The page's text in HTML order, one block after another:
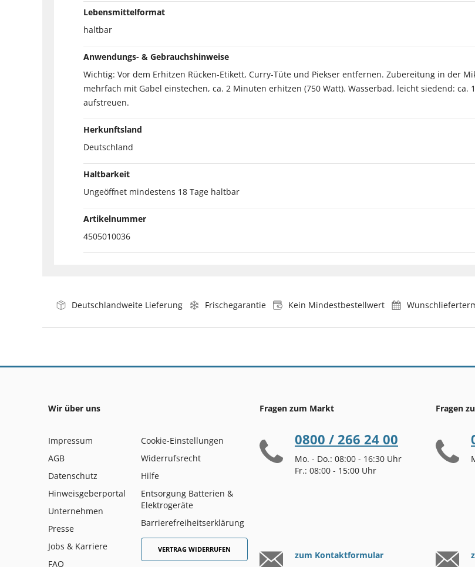
Lebensmittelformat
haltbar
Anwendungs- & Gebrauchshinweise
Wichtig: Vor dem Erhitzen Rücken-Etikett, Curry-Tüte und Piekser entfernen. Zubereitung in der
mehrfach mit Gabel einstechen, ca. 2 Minuten erhitzen (750 Watt). Wasserbad, leicht siedend:
aufstreuen.
Herkunftsland
Deutschland
Haltbarkeit
Ungeöffnet mindestens 18 Tage haltbar
Artikelnummer
4505010036
Deutschlandweite Lieferung Frischegarantie Kein Mindestbestellwert
Wir über uns
Impressum
AGB
Datenschutz
Hinweisgeberportal
Unternehmen
Presse
Jobs & Karriere
FAQ
Cookie-Einstellungen
Widerrufsrecht
Hilfe
Entsorgung Batterien &
Elektrogeräte
Barrierefreiheitserklärung
VERTRAG WIDERRUFEN
Fragen zum Markt
0800 / 266 24 00
Mo. - Do.: 08:00 - 16:30 Uhr
Fr.: 08:00 - 15:00 Uhr
zum Kontaktformular
Fragen